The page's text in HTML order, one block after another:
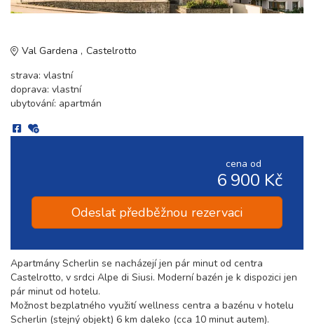
Val Gardena
Castelrotto
strava: vlastní
doprava: vlastní
ubytování: apartmán
cena od
6 900 Kč
Odeslat předběžnou rezervaci
Apartmány Scherlin se nacházejí jen pár minut od centra
Castelrotto, v srdci Alpe di Siusi. Moderní bazén je k dispozici jen
pár minut od hotelu.
Možnost bezplatného využití wellness centra a bazénu v hotelu
Scherlin (stejný objekt) 6 km daleko (cca 10 minut autem).